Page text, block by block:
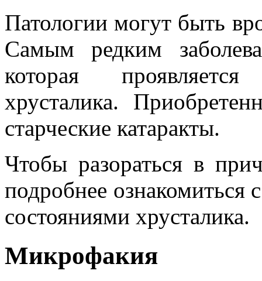
Патологии могут быть
Самым редким
которая
хрусталика.
старческие катаракты.
Чтобы разораться в
подробнее
состояниями хрусталика.
Микрофакия